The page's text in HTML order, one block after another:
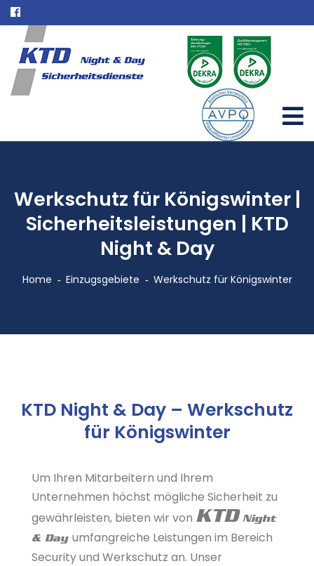
Werkschutz für Königswinter |
Sicherheitsleistungen | KTD
Night & Day
Home Einzugsgebiete Werkschutz für Königswinter
KTD Night & Day – Werkschutz
für Königswinter
Um Ihren Mitarbeitern und Ihrem
Unternehmen höchst mögliche Sicherheit zu
gewährleisten, bieten wir von KTD Night
& Day umfangreiche Leistungen im Bereich
Security und Werkschutz an. Unser